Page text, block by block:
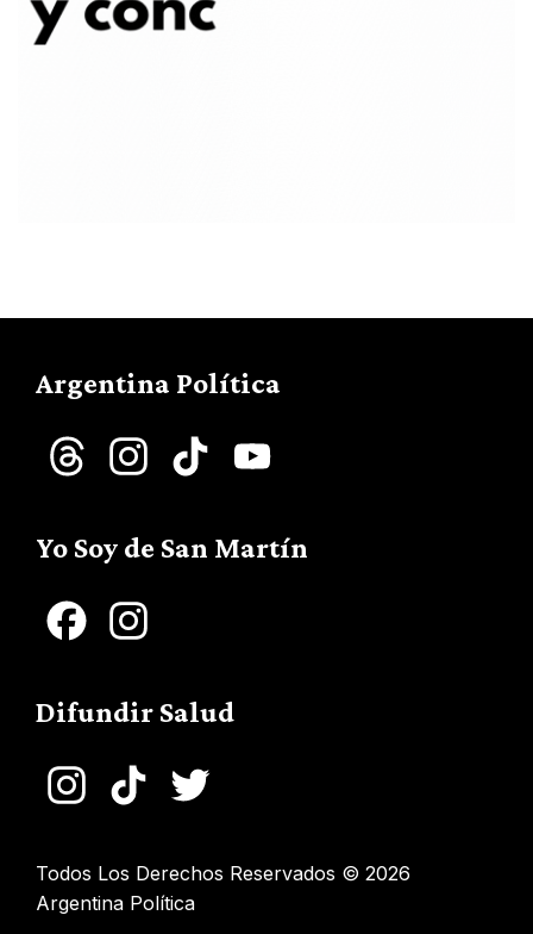
Argentina Política
Threads InstagramTikTok
Yo Soy de San Martín
Facebook
Difundir Salud
InstagramTikTok
Todos Los Derechos Reservados © 2026
Argentina Política